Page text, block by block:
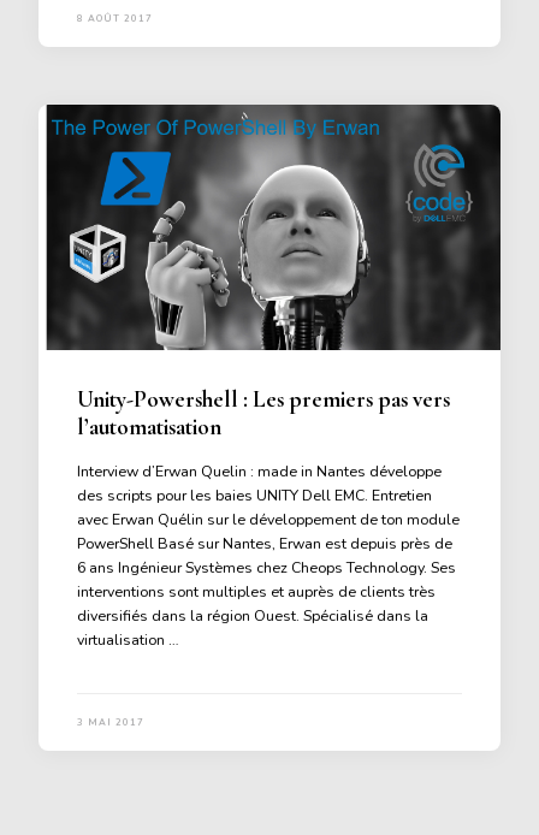
8 AOÛT 2017
Unity-Powershell : Les premiers pas vers
l’automatisation
Interview d’Erwan Quelin : made in Nantes développe
des scripts pour les baies UNITY Dell EMC. Entretien
avec Erwan Quélin sur le développement de ton module
PowerShell Basé sur Nantes, Erwan est depuis près de
6 ans Ingénieur Systèmes chez Cheops Technology. Ses
interventions sont multiples et auprès de clients très
diversifiés dans la région Ouest. Spécialisé dans la
virtualisation …
3 MAI 2017